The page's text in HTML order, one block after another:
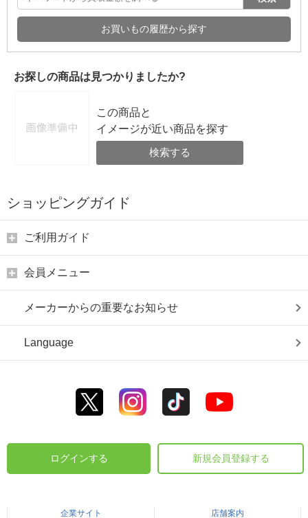
お買いもの履歴から探す
お探しの商品は見つかりましたか?
この商品と
イメージが近い商品を探す
検索する
ショッピングガイド
ご利用ガイド
会員メニュー
メーカーからの重要なお知らせ
Language
ログインする 新規会員登録する
企業サイト 店舗案内